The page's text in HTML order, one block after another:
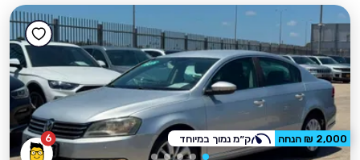
6 2,000 ₪ הנחה ק״מ נמוך במיוחד